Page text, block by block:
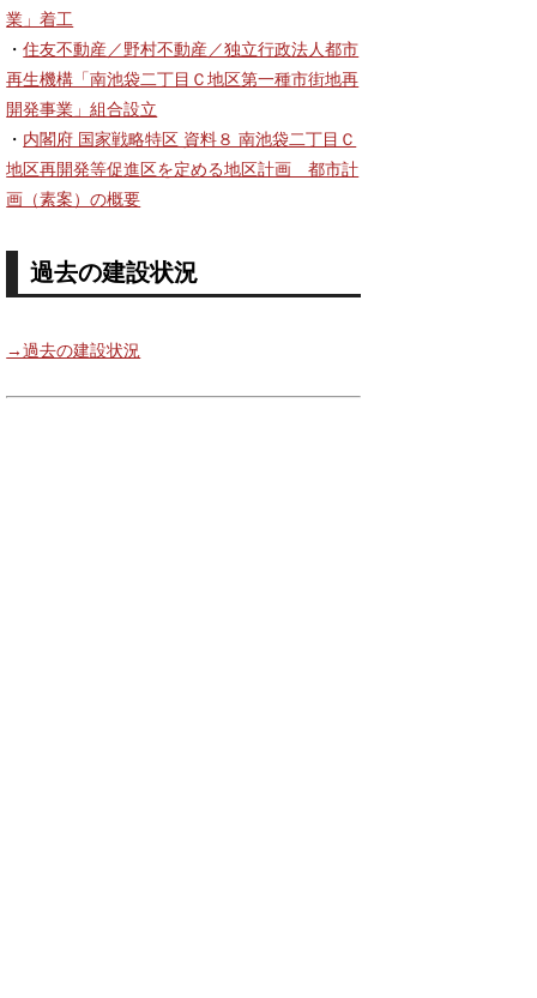
業」着工
・住友不動産／野村不動産／独立行政法人都市
再生機構「南池袋二丁目Ｃ地区第一種市街地再
開発事業」組合設立
・ 内閣府 国家戦略特区 資料８ 南池袋二丁目Ｃ
地区再開発等促進区を定める地区計画 都市計
画（素案）の概要
過去の建設状況
→過去の建設状況